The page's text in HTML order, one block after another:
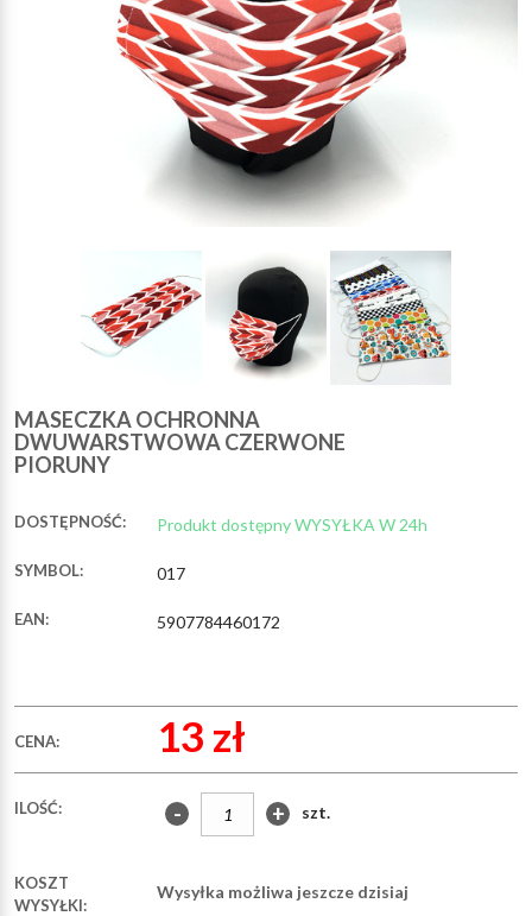
MASECZKA OCHRONNA
DWUWARSTWOWA CZERWONE
PIORUNY
DOSTĘPNOŚĆ: Produkt dostępny WYSYŁKA W 24h
SYMBOL: 017
EAN: 5907784460172
CENA: 13 zł
ILOŚĆ: - + szt.
KOSZT
WYSYŁKI:
Wysyłka możliwa jeszcze dzisiaj